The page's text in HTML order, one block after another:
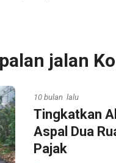
jalan
10 bulan lalu
Tingkatkan
Aspal Dua
Pajak